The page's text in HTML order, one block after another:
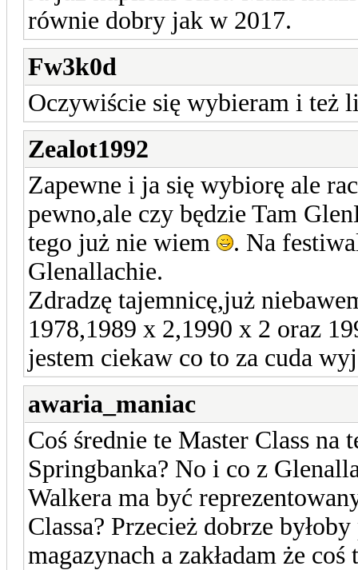
równie dobry jak w 2017.
Fw3k0d
Oczywiście się wybieram i też
Zealot1992
Zapewne i ja się wybiorę ale
pewno,ale czy będzie Tam
tego już nie wiem
. Na
Glenallachie.
Zdradzę tajemnicę,już
1978,1989 x 2,1990 x 2 oraz
jestem ciekaw co to za cuda
awaria_maniac
Coś średnie te Master Class
Springbanka? No i co z
Walkera ma być
Classa? Przecież dobrze
magazynach a zakładam że